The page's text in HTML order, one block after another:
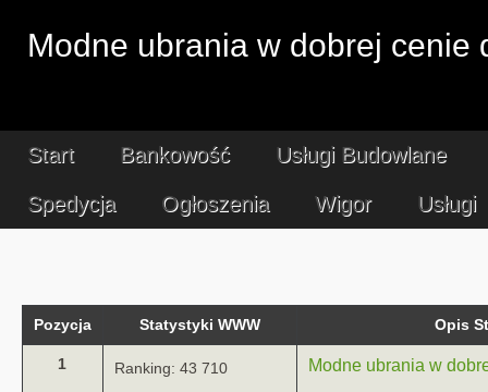
Modne ubrania w dobrej cenie
Start Bankowość Usługi Budowlane
Spedycja Ogłoszenia Wigor Usługi
Pozycja Statystyki WWW Opis
1 Ranking: 43 710 Modne ubrania w